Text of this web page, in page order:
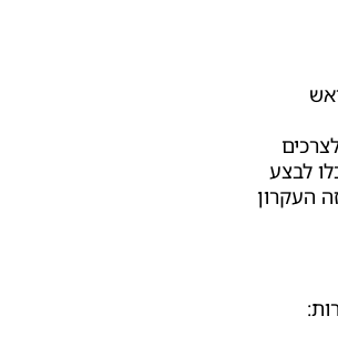
לבצע
העקרון